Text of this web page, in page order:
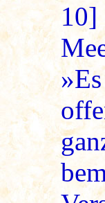
10]